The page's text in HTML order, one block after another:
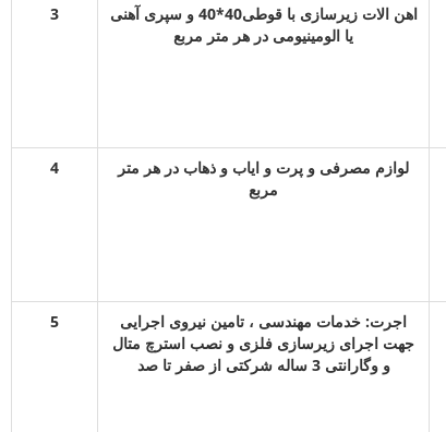
اهن الات زیرسازی با قوطی40*40 و سپری آهنی
یا الومینیومی در هر متر مربع
3
لوازم مصرفی و پرت و ایاب و ذهاب در هر متر
مربع
4
اجرت: خدمات مهندسی ، تامین نیروی اجرایی
جهت اجرای زیرسازی فلزی و نصب استرچ متال
و وگارانتی 3 ساله شرکتی از صفر تا صد
5